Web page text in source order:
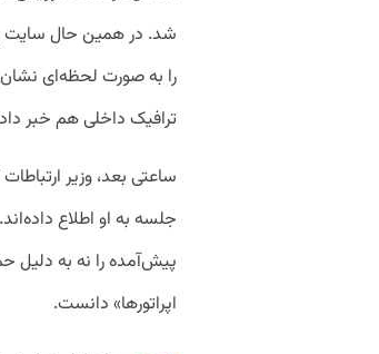
شد. در همین حال سایت
را به صورت لحظه‌ای نشان
ترافیک داخلی هم خبر
ساعتی بعد، وزیر
جلسه به او اطلاع
پیش‌آمده را نه به دلیل
اپراتورها» دانست.